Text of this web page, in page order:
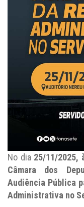
No dia 25/11/2025,
Câmara dos
Audiência Pública
Administrativa no